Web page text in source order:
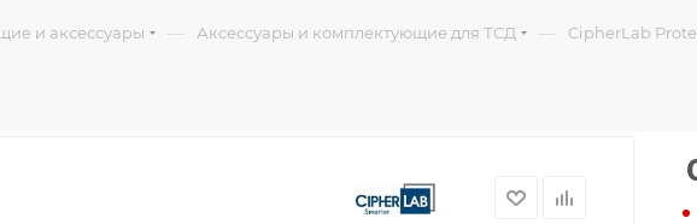
и аксессуары — Аксессуары и комплектующие для ТСД — CipherLab